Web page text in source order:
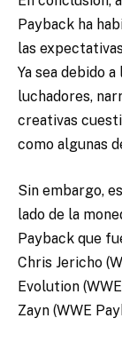
Payback ha
las
Ya sea debido
luchadores,
creativas
como algunas
Sin embargo,
lado de la
Payback que
Chris Jericho
Evolution
Zayn (WWE